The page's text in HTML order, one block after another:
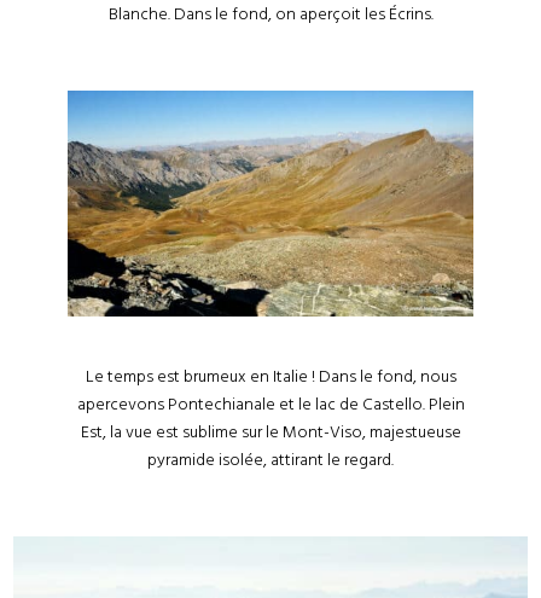
Blanche. Dans le fond, on aperçoit les Écrins.
Le temps est brumeux en Italie ! Dans le fond, nous
apercevons Pontechianale et le lac de Castello. Plein
Est, la vue est sublime sur le Mont-Viso, majestueuse
pyramide isolée, attirant le regard.